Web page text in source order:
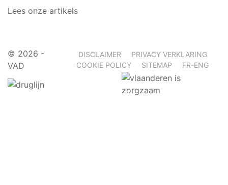
Lees onze artikels
© 2026 -
VAD
DISCLAIMER
PRIVACY VERKLARING
COOKIE POLICY
SITEMAP FR-ENG